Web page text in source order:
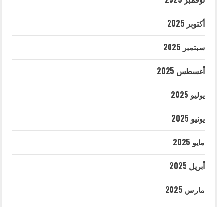
أكتوبر 2025
سبتمبر 2025
أغسطس 2025
يوليو 2025
يونيو 2025
مايو 2025
أبريل 2025
مارس 2025